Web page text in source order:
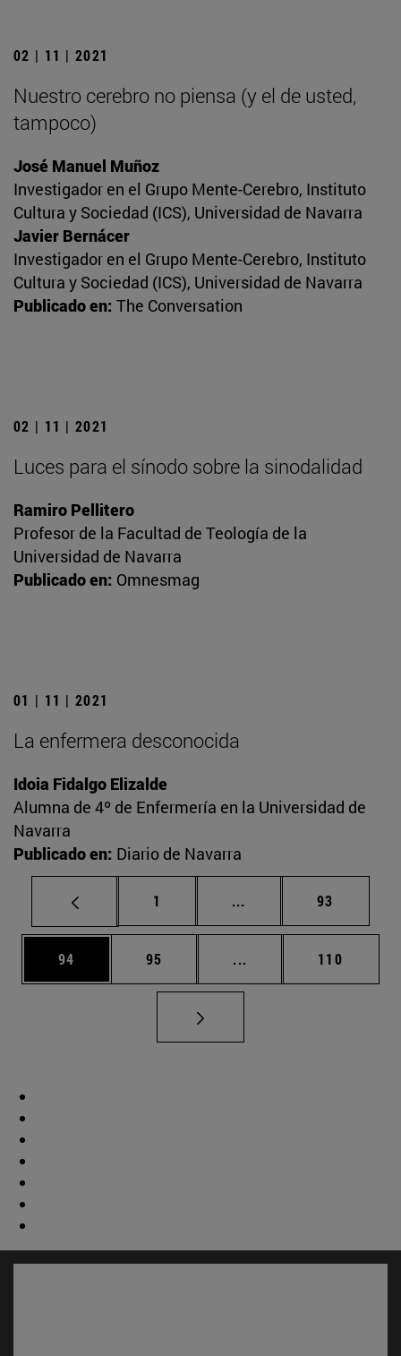
02 | 11 | 2021
Nuestro cerebro no piensa (y el de usted,
tampoco)
José Manuel Muñoz
Investigador en el Grupo Mente-Cerebro, Instituto
Cultura y Sociedad (ICS), Universidad de Navarra
Javier Bernácer
Investigador en el Grupo Mente-Cerebro, Instituto
Cultura y Sociedad (ICS), Universidad de Navarra
Publicado en: The Conversation
02 | 11 | 2021
Luces para el sínodo sobre la sinodalidad
Ramiro Pellitero
Profesor de la Facultad de Teología de la
Universidad de Navarra
Publicado en: Omnesmag
01 | 11 | 2021
La enfermera desconocida
Idoia Fidalgo Elizalde
Alumna de 4º de Enfermería en la Universidad de
Navarra
Publicado en: Diario de Navarra
Página
1 ... Páginas intermedias
Página
93
Página
94 Página
95 ... Páginas intermedias
Página
110